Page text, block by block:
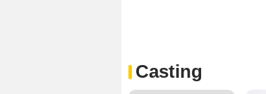
Casting